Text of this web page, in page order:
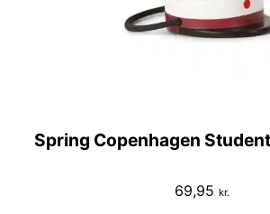
Spring Copenhagen
69,95 kr.